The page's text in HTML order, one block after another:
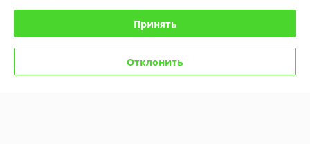
Доставка и оплата
Принять
Отклонить